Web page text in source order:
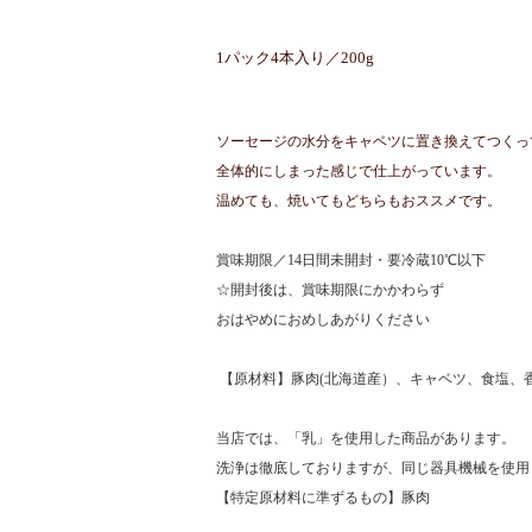
1パック4本入り／200g
ソーセージの水分をキャベツに置き換えてつく
全体的にしまった感じで仕上がっています。
温めても、焼いてもどちらもおススメです。
賞味期限／14日間未開封・要冷蔵10℃以下
☆開封後は、賞味期限にかかわらず
おはやめにおめしあがりください
【原材料】豚肉(北海道産）、キャベツ、食塩
当店では、「乳」を使用した商品があります。
洗浄は徹底しておりますが、同じ器具機械を使
【特定原材料に準ずるもの】豚肉